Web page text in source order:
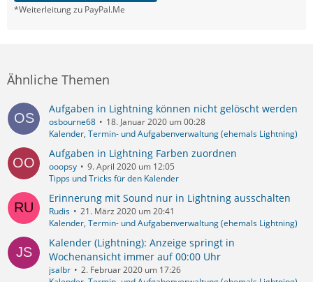
*Weiterleitung zu PayPal.Me
Ähnliche Themen
Aufgaben in Lightning können nicht gelöscht werden
osbourne68
18. Januar 2020 um 00:28
Kalender, Termin- und Aufgabenverwaltung (ehemals Lightning)
Aufgaben in Lightning Farben zuordnen
ooopsy
9. April 2020 um 12:05
Tipps und Tricks für den Kalender
Erinnerung mit Sound nur in Lightning ausschalten
Rudis
21. März 2020 um 20:41
Kalender, Termin- und Aufgabenverwaltung (ehemals Lightning)
Kalender (Lightning): Anzeige springt in
Wochenansicht immer auf 00:00 Uhr
jsalbr
2. Februar 2020 um 17:26